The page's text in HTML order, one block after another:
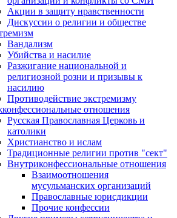
Акции в защиту нравственности
Дискуссии о религии и обществе
Вандализм
Убийства и насилие
Разжигание национальной и
религиозной розни и призывы к
насилию
Противодействие экстремизму
отношения
Русская Православная Церковь и
католики
Христианство и ислам
Традиционные религии против "сект"
Внутриконфессиональные отношения
Взаимоотношения
мусульманских организаций
Православные юрисдикции
Прочие конфессии